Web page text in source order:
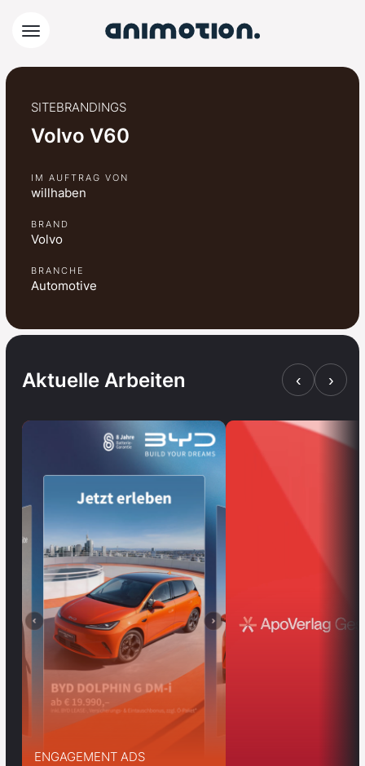
SITEBRANDINGS
Volvo V60
IM AUFTRAG VON
willhaben
BRAND
Volvo
BRANCHE
Automotive
Aktuelle Arbeiten ‹ ›
ENGAGEMENT ADS